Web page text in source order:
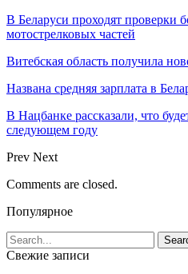
В Беларуси проходят проверки
мотострелковых частей
Витебская область получила
Названа средняя зарплата в
В Нацбанке рассказали, что
следующем году
Prev Next
Comments are closed.
Популярное
Свежие записи